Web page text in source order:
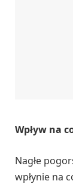
Wpływ na
Nagłe
wpłynie na